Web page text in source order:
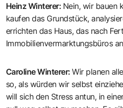
Heinz Winterer: Nein, wir bauen
kaufen das Grundstück,
errichten das Haus, das nach
Immobilienvermarktungsbüros
Caroline Winterer:Wir planen
so, als würden wir selbst
will sich den Stress antun, in